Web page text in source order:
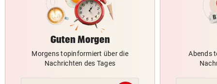
Guten Morgen
Morgens topinformiert über die
Nachrichten des Tages
Abends